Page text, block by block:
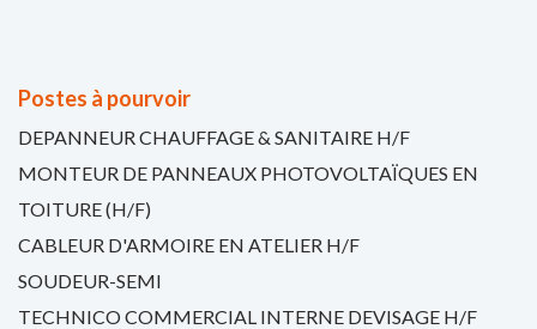
Postes à pourvoir
DEPANNEUR CHAUFFAGE & SANITAIRE H/F
MONTEUR DE PANNEAUX PHOTOVOLTAÏQUES EN
TOITURE (H/F)
CABLEUR D'ARMOIRE EN ATELIER H/F
SOUDEUR-SEMI
TECHNICO COMMERCIAL INTERNE DEVISAGE H/F